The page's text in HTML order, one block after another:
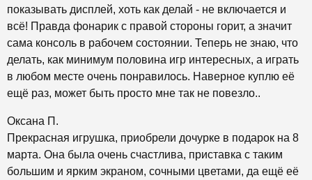
показывать дисплей, хоть как делай - не включается и
всё! Правда фонарик с правой стороны горит, а значит
сама консоль в рабочем состоянии. Теперь не знаю, что
делать, как минимум половина игр интересных, а играть
в любом месте очень понравилось. Наверное куплю её
ещё раз, может быть просто мне так не повезло..
Оксана П.
Прекрасная игрушка, приобрели дочурке в подарок на 8
марта. Она была очень счастлива, приставка с таким
большим и ярким экраном, сочными цветами, да ещё её